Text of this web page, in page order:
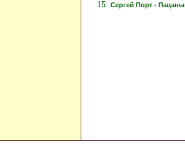
Сергей Порт - Пацаны